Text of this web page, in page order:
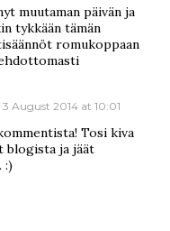
muutaman päivän ja
tykkään tämän
romukoppaan
3 August 2014 at 10:01
Tosi kiva
blogista ja jäät
:)